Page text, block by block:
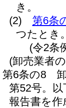
き。
(2)
第6条
つたとき
(令2条
(卸売業者
第6条の8
第52号。
報告書を